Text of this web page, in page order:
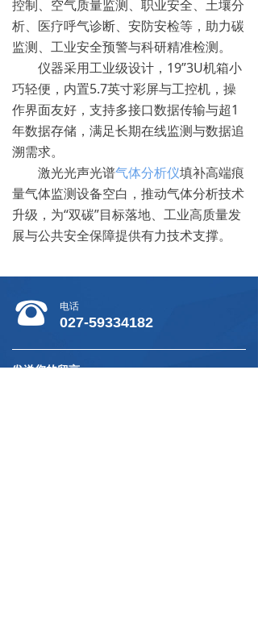
控制、空气质量监测、职业安全、土壤分
析、医疗呼气诊断、安防安检等，助力碳
监测、工业安全预警与科研精准检测。
仪器采用工业级设计，19”3U机箱小
巧轻便，内置5.7英寸彩屏与工控机，操
作界面友好，支持多接口数据传输与超1
年数据存储，满足长期在线监测与数据追
溯需求。
激光光声光谱气体分析仪填补高端痕
量气体监测设备空白，推动气体分析技术
升级，为“双碳”目标落地、工业高质量发
展与公共安全保障提供有力技术支撑。
뀰 电话
027-59334182
发送您的留言